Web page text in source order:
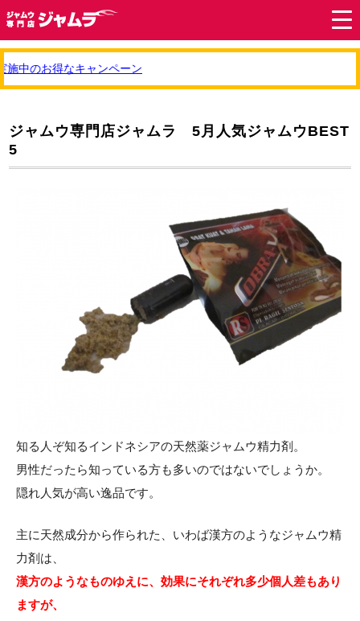
中のお得なキャンペーン
ジャムウ専門店ジャムラ 5月人気ジャムウBEST
5
知る人ぞ知るインドネシアの天然薬ジャムウ精力剤。
男性だったら知っている方も多いのではないでしょうか。
隠れ人気が高い逸品です。
主に天然成分から作られた、いわば漢方のようなジャムウ精
力剤は、
漢方のようなものゆえに、効果にそれぞれ多少個人差もあり
ますが、